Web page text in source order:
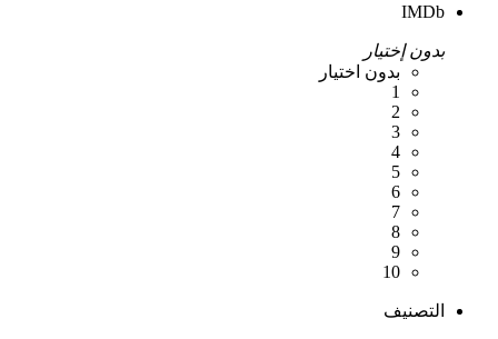
IMDb
بدون إختيار
بدون اختيار
1
2
3
4
5
6
7
8
9
10
التصنيف